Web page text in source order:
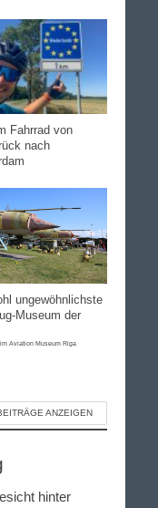
Fahrrad von
nach
ungewöhnlichste
Museum der
Aviation Museum Riga
ANZEIGEN
hinter